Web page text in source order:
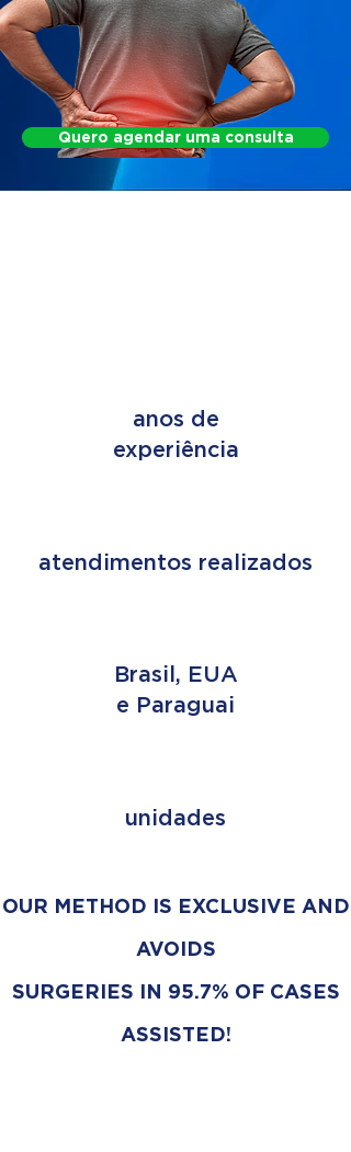
Quero agendar uma consulta
anos de
experiência
atendimentos realizados
Brasil, EUA
e Paraguai
unidades
OUR METHOD IS EXCLUSIVE AND
AVOIDS
SURGERIES IN 95.7% OF CASES
ASSISTED!